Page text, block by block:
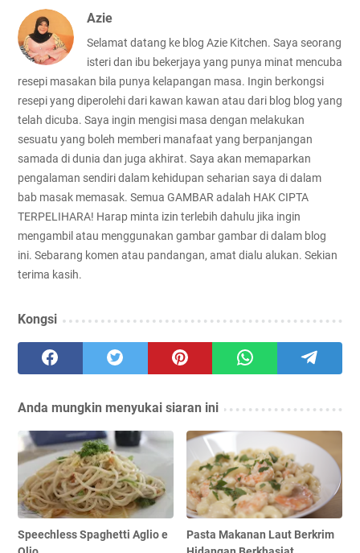
Azie
Selamat datang ke blog Azie Kitchen. Saya seorang
isteri dan ibu bekerjaya yang punya minat mencuba
resepi masakan bila punya kelapangan masa. Ingin berkongsi
resepi yang diperolehi dari kawan kawan atau dari blog blog yang
telah dicuba. Saya ingin mengisi masa dengan melakukan
sesuatu yang boleh memberi manafaat yang berpanjangan
samada di dunia dan juga akhirat. Saya akan memaparkan
pengalaman sendiri dalam kehidupan seharian saya di dalam
bab masak memasak. Semua GAMBAR adalah HAK CIPTA
TERPELIHARA! Harap minta izin terlebih dahulu jika ingin
mengambil atau menggunakan gambar gambar di dalam blog
ini. Sebarang komen atau pandangan, amat dialu alukan. Sekian
terima kasih.
Kongsi
Anda mungkin menyukai siaran ini
Speechless Spaghetti Aglio e
Pasta Makanan Laut Berkrim